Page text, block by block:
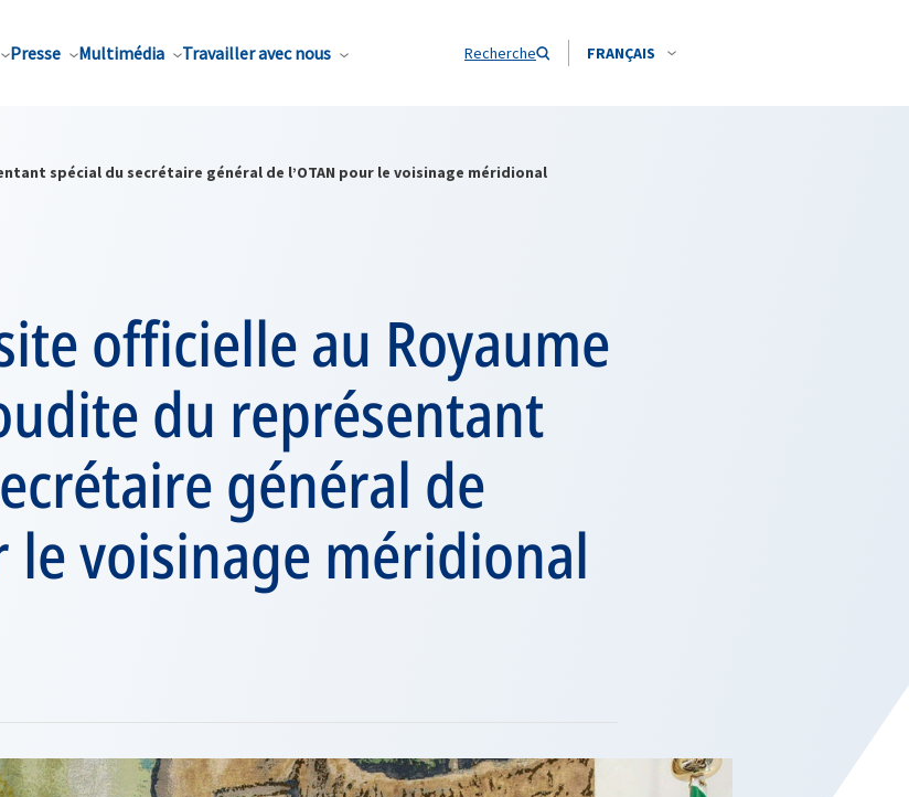
Presse Multimédia Travailler avec nous Recherche FRANÇAIS
spécial du secrétaire général de l’OTAN pour le voisinage méridional
officielle au Royaume
du représentant
général de
le voisinage méridional